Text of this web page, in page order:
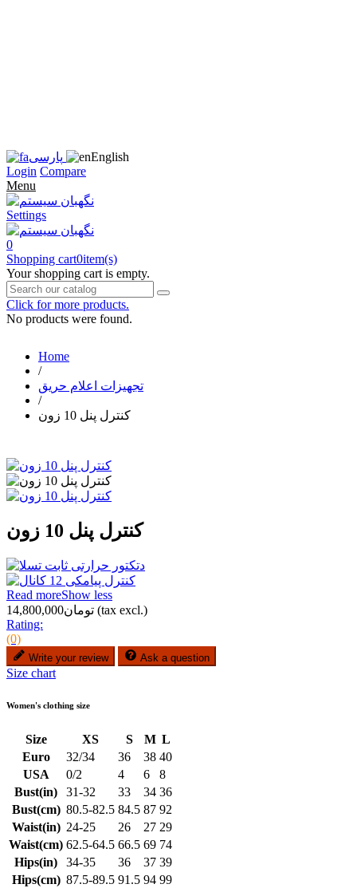
پارسی
English
Login Compare
Menu
Settings
0
Shopping cart0item(s)
Your shopping cart is empty.
Click for more products.
No products were found.
Home
/
تجهیزات اعلام حریق
/
کنترل پنل 10 زون
کنترل پنل 10 زون
Read moreShow less
تومان14,800,000 (tax excl.)
Rating:
(0)
Write your review Ask a question
Size chart
Women's clothing size
Size XS S M L
Euro
32/34 36 38 40
USA
0/2 4 6
8
Bust(in)
31-32 33 34 36
Bust(cm) 80.5-82.5 84.5 87 92
Waist(in) 24-25 26 27 29
Waist(cm) 62.5-64.5 66.5 69 74
Hips(in)
34-35 36 37 39
Hips(cm) 87.5-89.5 91.5 94 99